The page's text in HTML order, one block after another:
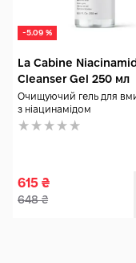
-5.09 %
La Cabine
Cleanser Gel 250 мл
Очищуючий гель для
з ніацинамідом
615 ₴
648₴